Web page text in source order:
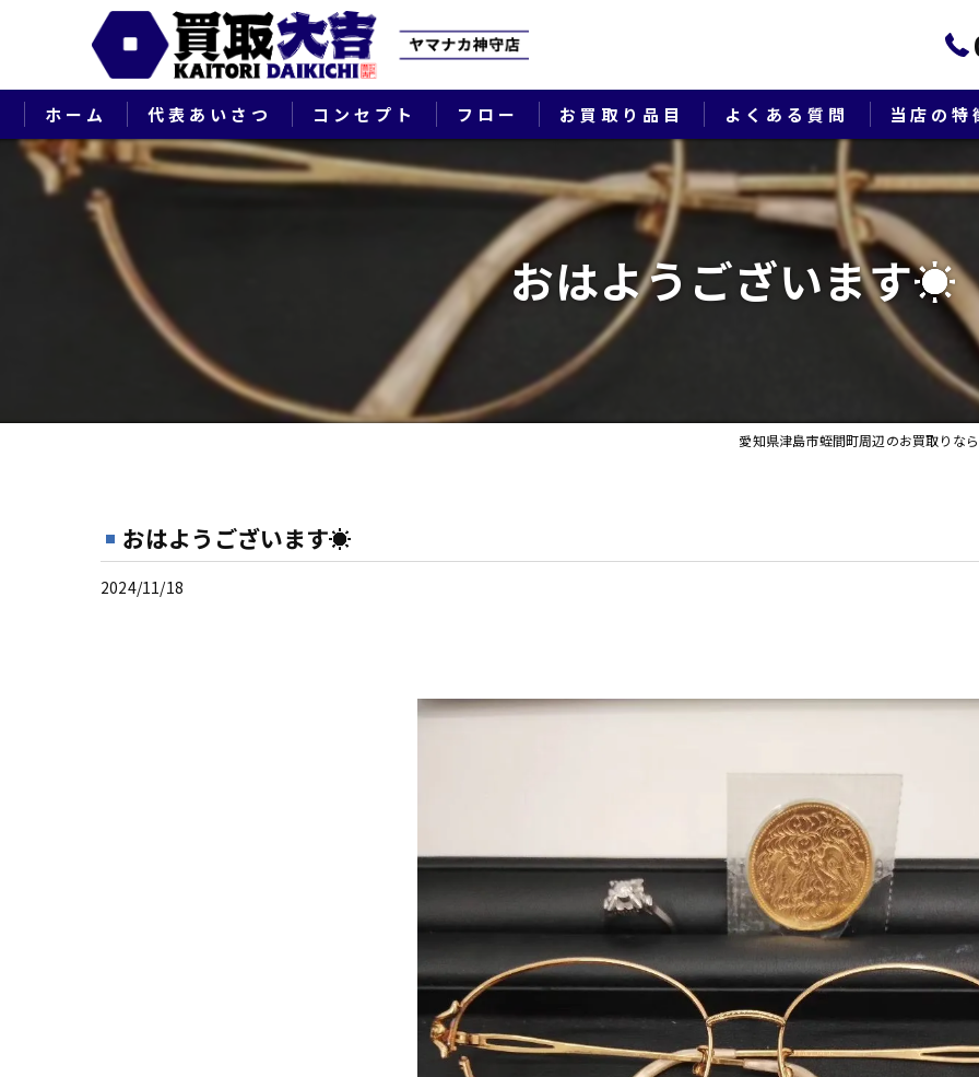
ホーム 代表あいさつ コンセプト フロー お買取り品目 よくある質問 当店の特
ブランド
貴金属
切手
時計
生前整理・
おはようございます☀
愛知県津島市蛭間町周辺のお買取りな
おはようございます☀
2024/11/18